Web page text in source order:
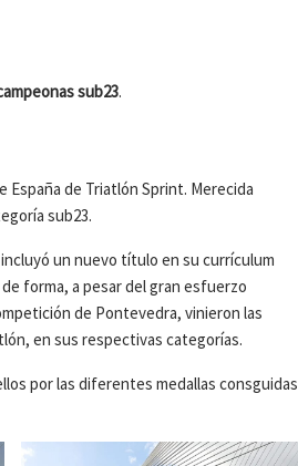
sub23.
España de Triatlón Sprint. Merecida
sub23.
incluyó un nuevo título en su currículum
forma, a pesar del gran esfuerzo
de Pontevedra, vinieron las
en sus respectivas categorías.
por las diferentes medallas consguidas